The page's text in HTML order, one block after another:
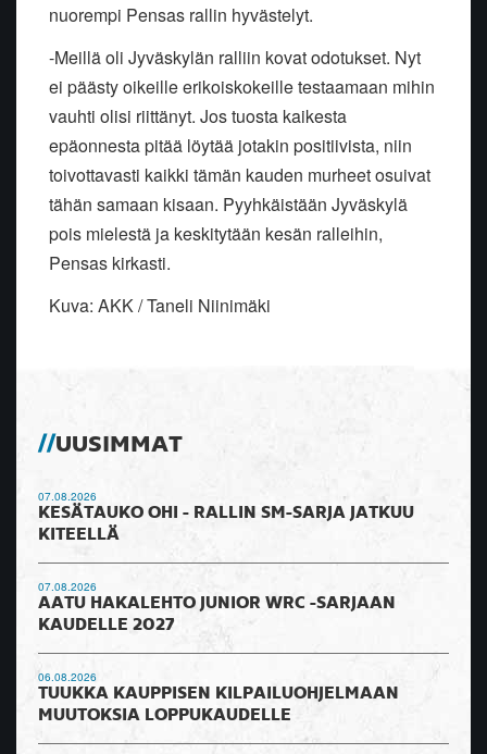
nuorempi Pensas rallin hyvästelyt.
-Meillä oli Jyväskylän ralliin kovat odotukset. Nyt
ei päästy oikeille erikoiskokeille testaamaan mihin
vauhti olisi riittänyt. Jos tuosta kaikesta
epäonnesta pitää löytää jotakin positiivista, niin
toivottavasti kaikki tämän kauden murheet osuivat
tähän samaan kisaan. Pyyhkäistään Jyväskylä
pois mielestä ja keskitytään kesän ralleihin,
Pensas kirkasti.
Kuva: AKK / Taneli Niinimäki
UUSIMMAT
07.08.2026
KESÄTAUKO OHI - RALLIN SM-SARJA JATKUU
KITEELLÄ
07.08.2026
AATU HAKALEHTO JUNIOR WRC -SARJAAN
KAUDELLE 2027
06.08.2026
TUUKKA KAUPPISEN KILPAILUOHJELMAAN
MUUTOKSIA LOPPUKAUDELLE